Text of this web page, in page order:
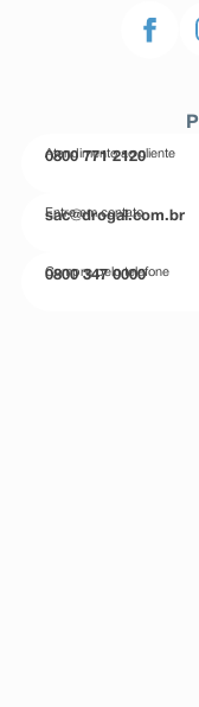
Atendimento ao cliente
0800 771 2120
Entre em contato
sac@drogal.com.br
Compre pelo telefone
0800 347 0000